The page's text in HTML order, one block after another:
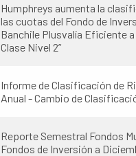
Humphreys aumenta la
las cuotas del Fondo de
Banchile Plusvalía Eficiente a
Clase Nivel 2”
Informe de Clasificación de
Anual - Cambio de
Reporte Semestral Fondos
Fondos de Inversión a